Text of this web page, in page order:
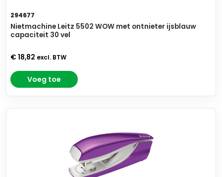
294677
Nietmachine Leitz 5502 WOW met ontnieter ijsblauw
capaciteit 30 vel
€ 18,82 excl. BTW
Voeg toe